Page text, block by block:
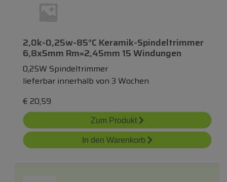
2,0k-0,25w-85°c Keramik-Spindeltrimmer
6,8x5mm Rm=2,45mm 15 Windungen
0,25W Spindeltrimmer
lieferbar innerhalb von 3 Wochen
€ 20,59
Zum Produkt
In den Warenkorb